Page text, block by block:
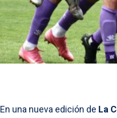
En una nueva edición de La